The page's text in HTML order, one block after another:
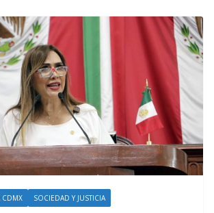
CDMX SOCIEDAD Y JUSTICIA